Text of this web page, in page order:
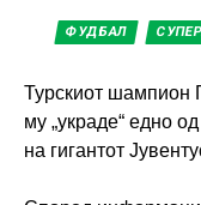
ФУДБАЛ
Турскиот шампион
му „украде“ едно
на гигантот